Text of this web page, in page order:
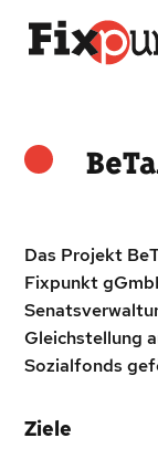
Das Projekt
Fixpunkt
Gleichstellung
Sozialfonds
Ziele